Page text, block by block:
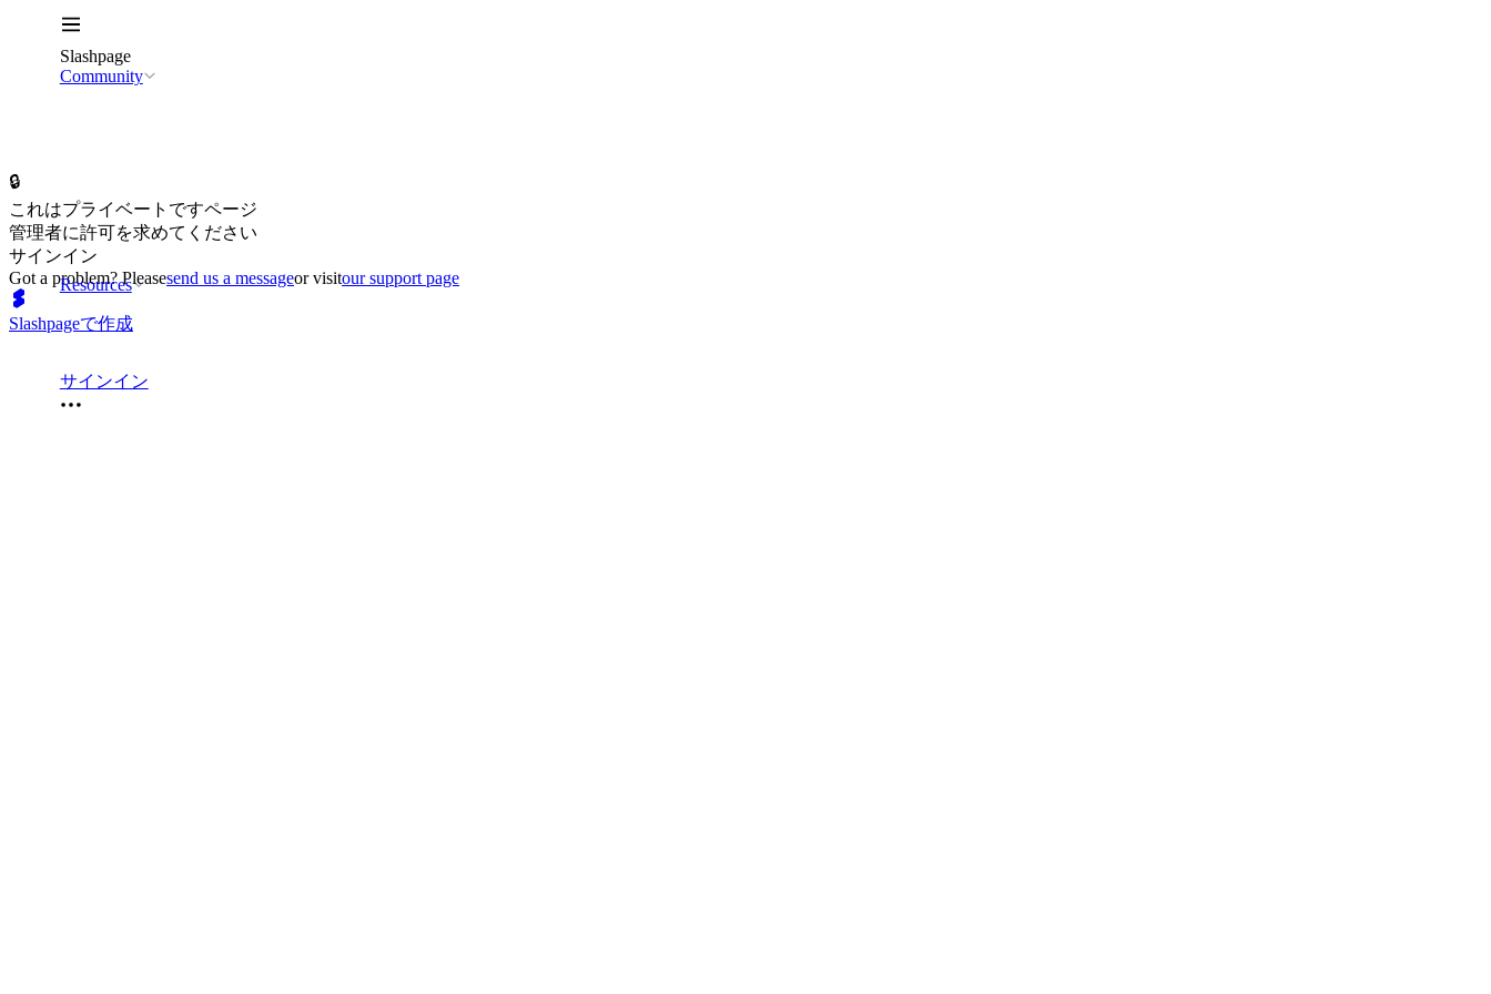
Slashpage
Community
Resources
サインイン
🔒
これはプライベートですページ
管理者に許可を求めてください
サインイン
Got a problem? Pleasesend us a messageor visitour support page
Slashpageで作成